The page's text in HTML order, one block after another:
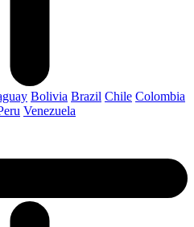
Bolivia Brazil Chile Colombia
Venezuela